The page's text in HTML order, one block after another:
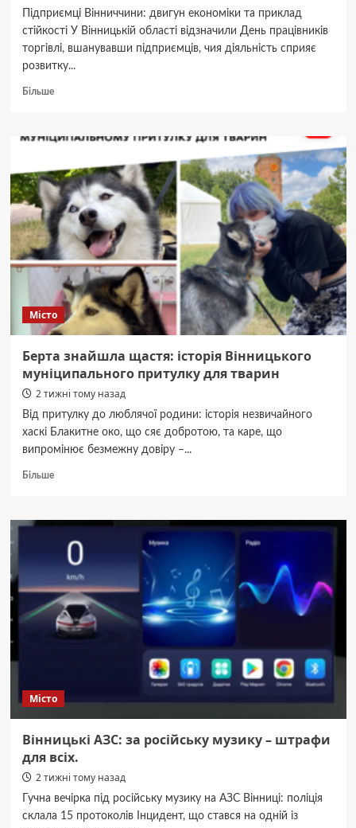
Підприємці Вінниччини: двигун економіки та приклад
стійкості У Вінницькій області відзначили День працівників
торгівлі, вшанувавши підприємців, чия діяльність сприяє
розвитку...
БільшеДокладніше
підприємці
роздрібний
товарообіг
сягнув
34
млрд
гривень.
Місто
Берта знайшла щастя: історія Вінницького
муніципального притулку для тварин
2 тижні тому назад
Від притулку до люблячої родини: історія незвичайного
хаскі Блакитне око, що сяє добротою, та каре, що
випромінює безмежну довіру –...
БільшеДокладніше
знайшла
історія
Вінницького
муніципального
притулку
для
тварин
Місто
Вінницькі АЗС: за російську музику – штрафи
для всіх.
2 тижні тому назад
Гучна вечірка під російську музику на АЗС Вінниці: поліція
склала 15 протоколів Інцидент, що стався на одній із